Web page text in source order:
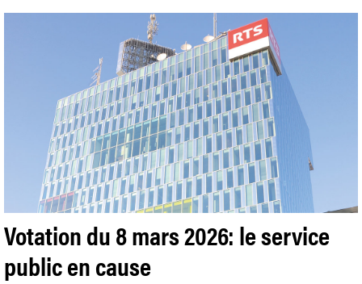
Votation du 8 mars 2026: le service
public en cause